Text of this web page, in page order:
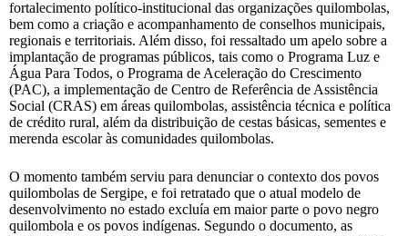
fortalecimento político-institucional das organizações quilombolas,
bem como a criação e acompanhamento de conselhos municipais,
regionais e territoriais. Além disso, foi ressaltado um apelo sobre a
implantação de programas públicos, tais como o Programa Luz e
Água Para Todos, o Programa de Aceleração do Crescimento
(PAC), a implementação de Centro de Referência de Assistência
Social (CRAS) em áreas quilombolas, assistência técnica e política
de crédito rural, além da distribuição de cestas básicas, sementes e
merenda escolar às comunidades quilombolas.
O momento também serviu para denunciar o contexto dos povos
quilombolas de Sergipe, e foi retratado que o atual modelo de
desenvolvimento no estado excluía em maior parte o povo negro
quilombola e os povos indígenas. Segundo o documento, as